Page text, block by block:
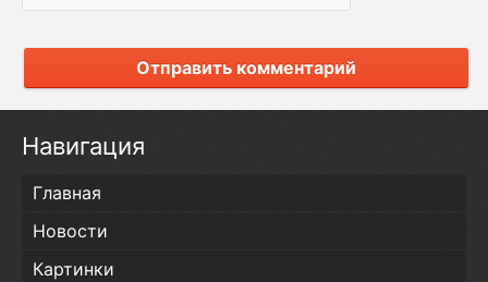
Отправить комментарий
Навигация
Главная
Новости
Картинки